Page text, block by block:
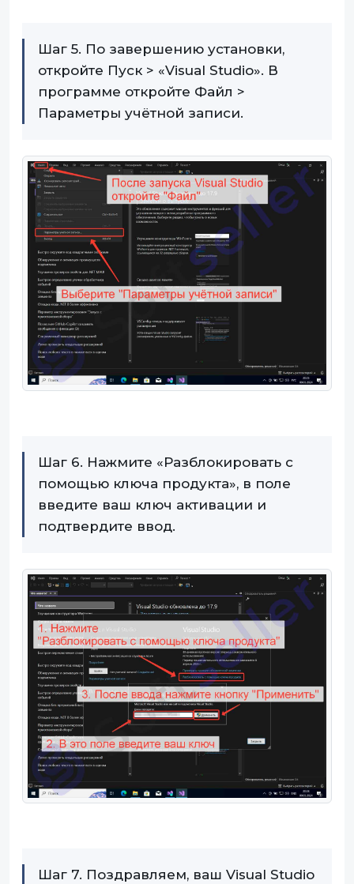
Шаг 5. По завершению установки,
откройте Пуск > «Visual Studio». В
программе откройте Файл >
Параметры учётной записи.
Шаг 6. Нажмите «Разблокировать с
помощью ключа продукта», в поле
введите ваш ключ активации и
подтвердите ввод.
Шаг 7. Поздравляем, ваш Visual Studio